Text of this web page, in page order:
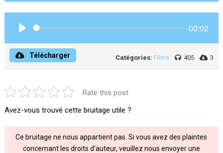
-00:02
Télécharger Catégories: Films 405 3
Rate this post
Avez-vous trouvé cette bruitage utile ?
Ce bruitage ne nous appartient pas. Si vous avez des plaintes
concernant les droits d'auteur, veuillez nous envoyer une